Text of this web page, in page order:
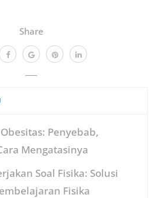
Share
Penyebab,
Mengatasinya
Soal Fisika: Solusi
Fisika